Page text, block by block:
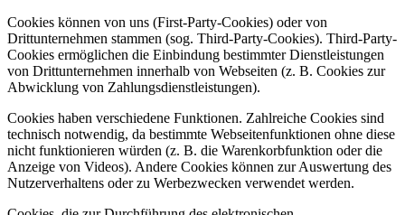
Cookies können von uns (First-Party-Cookies) oder von
Drittunternehmen stammen (sog. Third-Party-Cookies). Third-Party-
Cookies ermöglichen die Einbindung bestimmter Dienstleistungen
von Drittunternehmen innerhalb von Webseiten (z. B. Cookies zur
Abwicklung von Zahlungsdienstleistungen).
Cookies haben verschiedene Funktionen. Zahlreiche Cookies sind
technisch notwendig, da bestimmte Webseitenfunktionen ohne diese
nicht funktionieren würden (z. B. die Warenkorbfunktion oder die
Anzeige von Videos). Andere Cookies können zur Auswertung des
Nutzerverhaltens oder zu Werbezwecken verwendet werden.